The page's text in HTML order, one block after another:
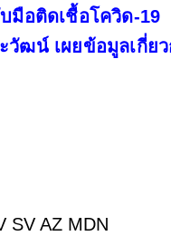
มือติดเชื้อโควิด-19
วัฒน์ เผยข้อมูลเกี่ย
SV AZ MDN